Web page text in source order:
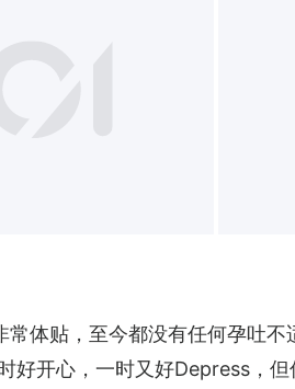
体贴，至今都没有任何孕吐不
开心，一时又好Depress，